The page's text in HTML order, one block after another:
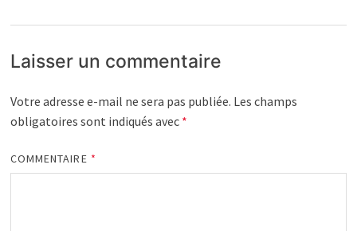
Laisser un commentaire
Votre adresse e-mail ne sera pas publiée. Les champs
obligatoires sont indiqués avec *
COMMENTAIRE *